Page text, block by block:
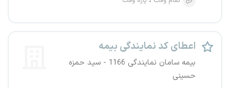
اعطای کد نمایندگی بیمه
بیمه سامان نمایندگی 1166 - سید حمزه
حسینی